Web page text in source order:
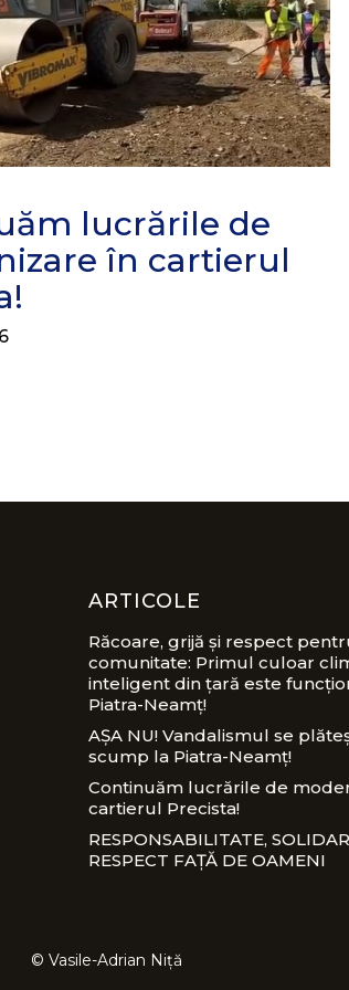
lucrările de
în cartierul
ARTICOLE
Răcoare, grijă și respect
comunitate: Primul culoar
inteligent din țară este
Piatra-Neamț!
AȘA NU! Vandalismul se
scump la Piatra-Neamț!
Continuăm lucrările de
cartierul Precista!
RESPONSABILITATE,
RESPECT FAȚĂ DE OAMENI
© Vasile-Adrian Niță